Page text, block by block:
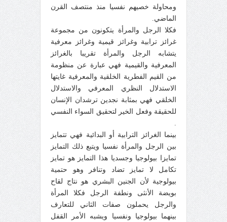
ومحاولة خصيهم نفسيا منذ منتصف القرن
الماضي.
فكلا الرجل والمرأة يتكونون من مجموعة
غرائز ترابية وغرائز قيمية وغرائز معرفية
يتشابه الرجل والمرأة تقريبا بالغرائز
المعرفية والقيمية فهي عبارة عن منظومة
من القيم الفطرية الخلقية والمعرفية غايتها
الاستدلال النظري المعرفي والاستدلال
الخلقي فهي بمثابة نجدين ترشدان الإنسان
للحقيقة وفعل الخير لتحقيق السواء النفسي
.
بينما الغرائز الترابية أو البدائية فهي تتمايز
بين الرجل والمرأة نفسيا ويتبع ذلك التمايز
تمايزا بيولوجيا وجسديا هذا التمايز هو تمايز
تكامل لا تمايز تضاد وتنافر وهو حتمية
بيولوجية لأن الجنين البشري هو نتاج لقاح
بويضة الأنثى ونطفة الرجل فكلا المرأة
والرجل يحملون صفات الثاني للتعارف
بينهما بيولوجيا ونفسيا ويشبه الأمر القفل